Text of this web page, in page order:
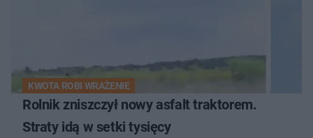
KWOTA ROBI WRAŻENIE
Rolnik zniszczył nowy asfalt traktorem.
Straty idą w setki tysięcy